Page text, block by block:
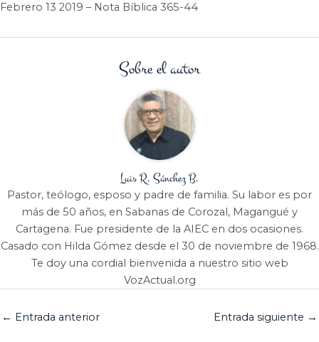
Febrero 13 2019 – Nota Bíblica 365-44
Sobre el autor
Luis R. Sánchez B.
Pastor, teólogo, esposo y padre de familia. Su labor es por
más de 50 años, en Sabanas de Corozal, Magangué y
Cartagena. Fue presidente de la AIEC en dos ocasiones.
Casado con Hilda Gómez desde el 30 de noviembre de 1968.
Te doy una cordial bienvenida a nuestro sitio web
VozActual.org
← Entrada anterior Entrada siguiente →